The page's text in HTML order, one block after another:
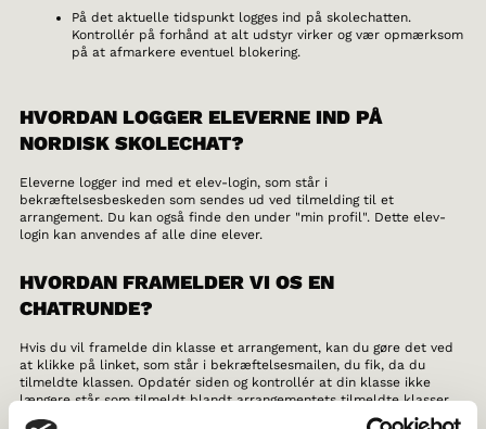
På det aktuelle tidspunkt logges ind på skolechatten.
Kontrollér på forhånd at alt udstyr virker og vær opmærksom
på at afmarkere eventuel blokering.
HVORDAN LOGGER ELEVERNE IND PÅ
NORDISK SKOLECHAT?
Eleverne logger ind med et elev-login, som står i
bekræftelsesbeskeden som sendes ud ved tilmelding til et
arrangement. Du kan også finde den under "min profil". Dette elev-
login kan anvendes af alle dine elever.
HVORDAN FRAMELDER VI OS EN
CHATRUNDE?
Hvis du vil framelde din klasse et arrangement, kan du gøre det ved
at klikke på linket, som står i bekræftelsesmailen, du fik, da du
tilmeldte klassen. Opdatér siden og kontrollér at din klasse ikke
længere står som tilmeldt blandt arrangementets tilmeldte klasser.